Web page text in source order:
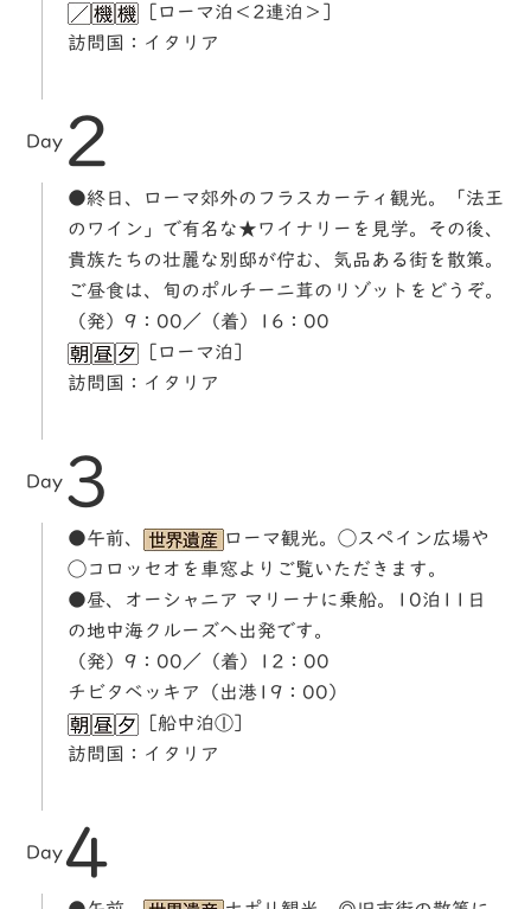
［ローマ泊＜2連泊＞］
訪問国：イタリア
Day 2
●終日、ローマ郊外のフラスカーティ観光。「法王
のワイン」で有名な★ワイナリーを見学。その後、
貴族たちの壮麗な別邸が佇む、気品ある街を散策。
ご昼食は、旬のポルチーニ茸のリゾットをどうぞ。
（発）9：00／（着）16：00
［ローマ泊］
訪問国：イタリア
Day 3
●午前、
ローマ観光。◯スペイン広場や
◯コロッセオを車窓よりご覧いただきます。
●昼、オーシャニア マリーナに乗船。10泊11日
の地中海クルーズへ出発です。
（発）9：00／（着）12：00
チビタベッキア（出港19：00）
［船中泊①］
訪問国：イタリア
Day4